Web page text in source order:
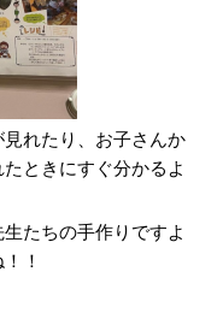
れたり、お子さんか
ときにすぐ分かるよ
たちの手作りですよ
！